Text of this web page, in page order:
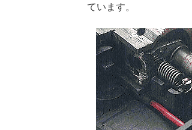
ています。